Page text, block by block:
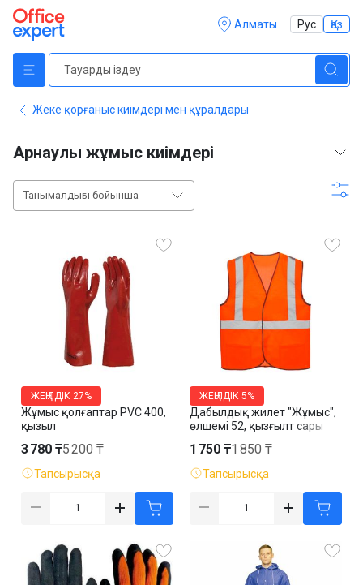
Алматы Рус Қаз
Жеке қорғаныс киімдері мен құралдары
Арнаулы жұмыс киімдері
Танымалдығы бойынша
Жұмыс қолғаптар PVC 400,
қызыл
ЖЕҢІЛДІК 27%
3 780 ₸5 200 ₸
Тапсырысқа
Дабылдық жилет "Жұмыс",
өлшемі 52, қызғылт сары
ЖЕҢІЛДІК 5%
1 750 ₸1 850 ₸
Тапсырысқа